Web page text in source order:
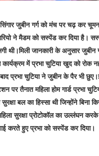
जुबीन गर्ग को मंच पर चढ़ कर
ने मैडम को सस्पेंड कर दिया है।
थी।मिली जानकारी के अनुसार
में प्रभा चुटिया खुद को
प्रभा चुटिया ने जुबीन के पैर भी
तैनात महिला होम गार्ड प्रभा
सुरक्षा बल का हिस्सा थी जिन्होंने
सुरक्षा प्रोटोकॉल का
करते हुए प्रभा को सस्पेंड कर दिया।